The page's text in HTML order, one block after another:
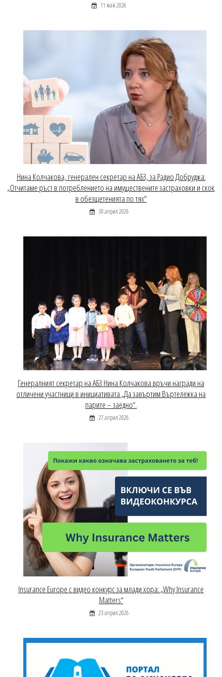
11 май 2026
Нина Колчакова, генерален секретар на АБЗ, за Радио Добруджа:
„Отчитаме ръст в потреблението на имуществените застраховки и скок
в обезщетенията по тях“
30 април 2026
Генералният секретар на АБЗ Нина Колчакова връчи награди на
отличени участници в инициативата „Да завъртим Въртележка на
парите – заедно“.
27 април 2026
Insurance Europe с видео конкурс за млади хора: „Why Insurance
Matters“
23 април 2026